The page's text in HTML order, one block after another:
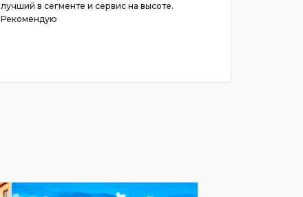
лучший в сегменте и сервис на высоте.
Рекомендую